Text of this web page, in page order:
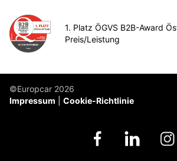
1. Platz ÖGVS B2B-Award
Preis/Leistung
©Europcar 2026
Impressum
Cookie-Richtlinie